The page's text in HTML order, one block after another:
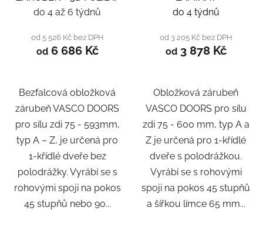
LAMINÁT
do 4 až 6 týdnů
od 5 526 Kč bez DPH
od6 686 Kč
Bezfalcová obložková
zárubeň VASCO DOORS
pro sílu zdi 75 - 593mm,
typ A – Z, je určená pro
1-křídlé dveře bez
polodrážky. Vyrábí se s
rohovými spoji na pokos
45 stupňů nebo 90...
do 4 týdnů
od 3 205 Kč bez DPH
od3 878 Kč
Obložková zárubeň
VASCO DOORS pro sílu
zdi 75 - 600 mm, typ A a
Z je určená pro 1-křídlé
dveře s polodrážkou.
Vyrábí se s rohovými
spoji na pokos 45 stupňů
a šířkou límce 65 mm...